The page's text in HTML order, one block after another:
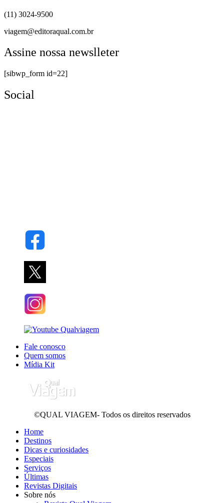
(11) 3024-9500
viagem@editoraqual.com.br
Assine nossa newslleter
[sibwp_form id=22]
Social
Fale conosco
Quem somos
Mídia Kit
©QUAL VIAGEM- Todos os direitos reservados
Home
Destinos
Dicas e curiosidades
Especiais
Serviços
Últimas
Revistas Digitais
Sobre nós